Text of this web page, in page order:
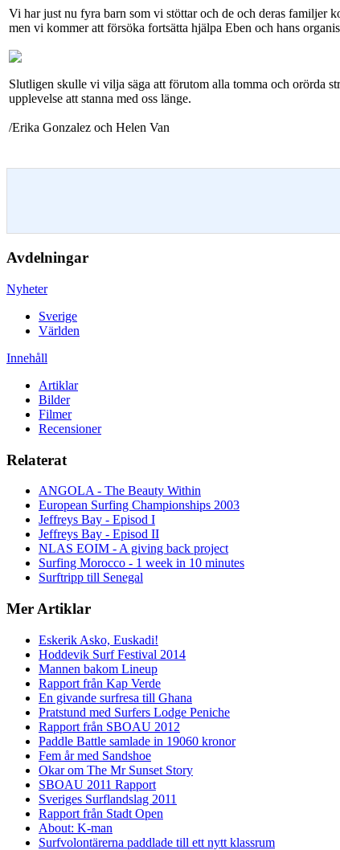
Vi har just nu fyra barn som vi stöttar och de och deras familjer
men vi kommer att försöka fortsätta hjälpa Eben och hans
Slutligen skulle vi vilja säga att förutom alla tomma och orörda
upplevelse att stanna med oss länge.
/Erika Gonzalez och Helen Van
Avdelningar
Nyheter
Sverige
Världen
Innehåll
Artiklar
Bilder
Filmer
Recensioner
Relaterat
ANGOLA - The Beauty Within
European Surfing Championships 2003
Jeffreys Bay - Episod I
Jeffreys Bay - Episod II
NLAS EOIM - A giving back project
Surfing Morocco - 1 week in 10 minutes
Surftripp till Senegal
Mer Artiklar
Eskerik Asko, Euskadi!
Hoddevik Surf Festival 2014
Mannen bakom Lineup
Rapport från Kap Verde
En givande surfresa till Ghana
Pratstund med Surfers Lodge Peniche
Rapport från SBOAU 2012
Paddle Battle samlade in 19060 kronor
Fem år med Sandshoe
Okar om The Mr Sunset Story
SBOAU 2011 Rapport
Sveriges Surflandslag 2011
Rapport från Stadt Open
About: K-man
Surfvolontärerna paddlade till ett nytt klassrum